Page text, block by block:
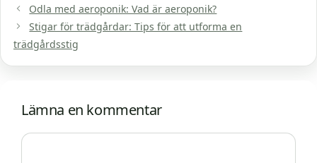
Odla med aeroponik: Vad är aeroponik?
Stigar för trädgårdar: Tips för att utforma en
trädgårdsstig
Lämna en kommentar
Kommentar